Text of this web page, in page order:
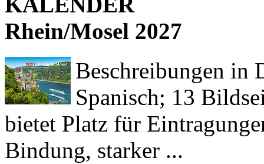
Rhein/Mosel 2027
Beschreibungen in
Spanisch; 13
bietet Platz für
Bindung, starker ...